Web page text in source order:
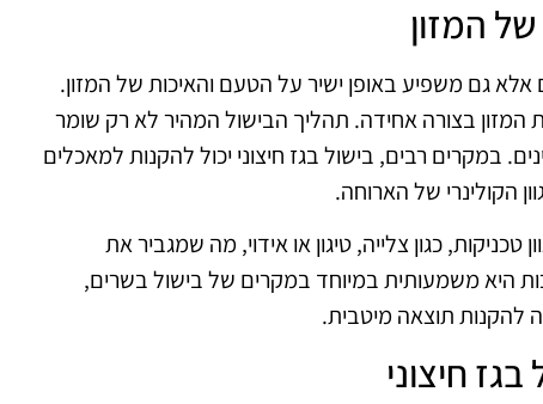
המזון
אלא גם משפיע באופן ישיר על הטעם והאיכות של המזון.
בצורה אחידה. תהליך הבישול המהיר לא רק שומר
במקרים רבים, בישול בגז חיצוני יכול להקנות למאכלים
הקולינרי של הארוחה.
כגון צלייה, טיגון או אידוי, מה שמגביר את
היא משמעותית במיוחד במקרים של בישול בשרים,
להקנות תוצאה מיטבית.
חיצוני